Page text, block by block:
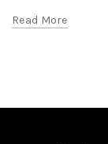
Read More